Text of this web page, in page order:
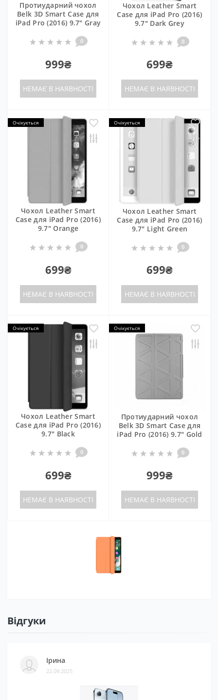
Протиударний чохол
Belk 3D Smart Case для
iPad Pro (2016) 9.7" Gray
0
999₴
НЕМАЄ В НАЯВНОСТІ
Чохол Leather Smart
Case для iPad Pro (2016)
9.7" Dark Grey
0
699₴
НЕМАЄ В НАЯВНОСТІ
Очікується
Чохол Leather Smart
Case для iPad Pro (2016)
9.7" Orange
0
699₴
НЕМАЄ В НАЯВНОСТІ
Очікується
Чохол Leather Smart
Case для iPad Pro (2016)
9.7" Light Green
0
699₴
НЕМАЄ В НАЯВНОСТІ
Очікується
Чохол Leather Smart
Case для iPad Pro (2016)
9.7" Black
0
699₴
НЕМАЄ В НАЯВНОСТІ
Очікується
Протиударний чохол
Belk 3D Smart Case для
iPad Pro (2016) 9.7" Gold
0
999₴
НЕМАЄ В НАЯВНОСТІ
Відгуки
Ірина
22.09.2025